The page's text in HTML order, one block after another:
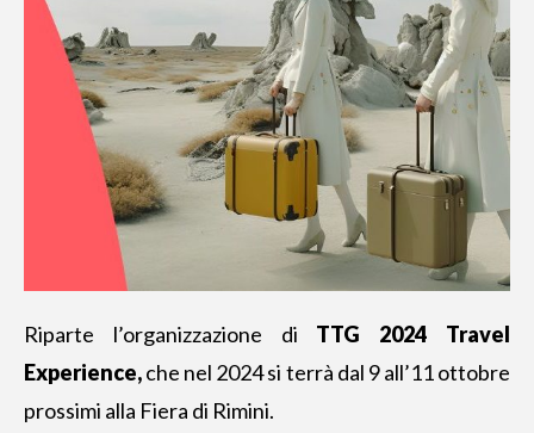
Riparte l’organizzazione di TTG 2024 Travel
Experience,che nel 2024 si terrà dal 9 all’11 ottobre
prossimi alla Fiera di Rimini.